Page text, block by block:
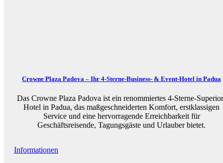
Crowne Plaza Padova – Ihr 4-Sterne-Business- & Event-Hotel in Padua
Das Crowne Plaza Padova ist ein renommiertes 4-Sterne-
Hotel in Padua, das maßgeschneiderten Komfort, erstklassigen
Service und eine hervorragende Erreichbarkeit für
Geschäftsreisende, Tagungsgäste und Urlauber bietet.
Informationen